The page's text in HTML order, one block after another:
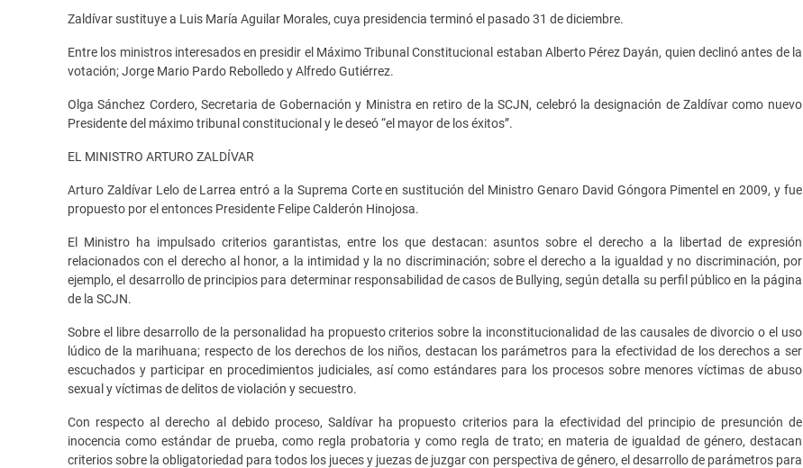
Zaldívar sustituye a Luis María Aguilar Morales, cuya presidencia terminó el pasado 31 de diciembre.
Entre los ministros interesados en presidir el Máximo Tribunal Constitucional estaban Alberto Pérez Dayán, quien declinó antes de la
votación; Jorge Mario Pardo Rebolledo y Alfredo Gutiérrez.
Olga Sánchez Cordero, Secretaria de Gobernación y Ministra en retiro de la SCJN, celebró la designación de Zaldívar como nuevo
Presidente del máximo tribunal constitucional y le deseó “el mayor de los éxitos”.
EL MINISTRO ARTURO ZALDÍVAR
Arturo Zaldívar Lelo de Larrea entró a la Suprema Corte en sustitución del Ministro Genaro David Góngora Pimentel en 2009, y fue
propuesto por el entonces Presidente Felipe Calderón Hinojosa.
El Ministro ha impulsado criterios garantistas, entre los que destacan: asuntos sobre el derecho a la libertad de expresión
relacionados con el derecho al honor, a la intimidad y la no discriminación; sobre el derecho a la igualdad y no discriminación, por
ejemplo, el desarrollo de principios para determinar responsabilidad de casos de Bullying, según detalla su perfil público en la página
de la SCJN.
Sobre el libre desarrollo de la personalidad ha propuesto criterios sobre la inconstitucionalidad de las causales de divorcio o el uso
lúdico de la marihuana; respecto de los derechos de los niños, destacan los parámetros para la efectividad de los derechos a ser
escuchados y participar en procedimientos judiciales, así como estándares para los procesos sobre menores víctimas de abuso
sexual y víctimas de delitos de violación y secuestro.
Con respecto al derecho al debido proceso, Saldívar ha propuesto criterios para la efectividad del principio de presunción de
inocencia como estándar de prueba, como regla probatoria y como regla de trato; en materia de igualdad de género, destacan
criterios sobre la obligatoriedad para todos los jueces y juezas de juzgar con perspectiva de género, el desarrollo de parámetros para